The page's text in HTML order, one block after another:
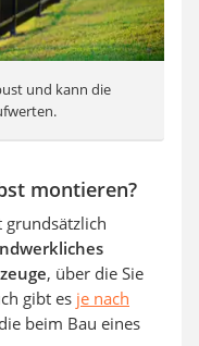
und kann die
montieren?
grundsätzlich
, über die Sie
gibt es je nach
beim Bau eines